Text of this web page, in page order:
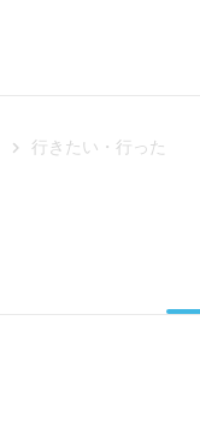
行きたい・行った